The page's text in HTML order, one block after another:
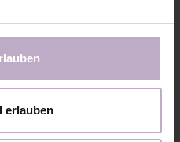
erlauben